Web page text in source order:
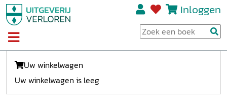
Inloggen
Uw winkelwagen
Uw winkelwagen is leeg